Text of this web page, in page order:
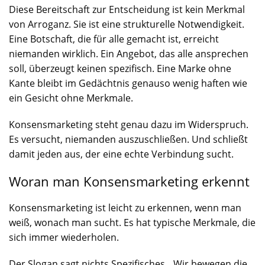
Diese Bereitschaft zur Entscheidung ist kein Merkmal
von Arroganz. Sie ist eine strukturelle Notwendigkeit.
Eine Botschaft, die für alle gemacht ist, erreicht
niemanden wirklich. Ein Angebot, das alle ansprechen
soll, überzeugt keinen spezifisch. Eine Marke ohne
Kante bleibt im Gedächtnis genauso wenig haften wie
ein Gesicht ohne Merkmale.
Konsensmarketing steht genau dazu im Widerspruch.
Es versucht, niemanden auszuschließen. Und schließt
damit jeden aus, der eine echte Verbindung sucht.
Woran man Konsensmarketing erkennt
Konsensmarketing ist leicht zu erkennen, wenn man
weiß, wonach man sucht. Es hat typische Merkmale, die
sich immer wiederholen.